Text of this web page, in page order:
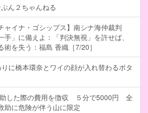
ん２ちゃんねる
ャイナ・ゴシップス】南シナ海仲裁判
」に備えよ：「判決無視」を許せば、
を失う：福島 香織［7/20］
に橋本環奈とワイの顔が入れ替わるボタ
助した際の費用を徴収 ５分で5000円 全
に危険が伴う山に限定